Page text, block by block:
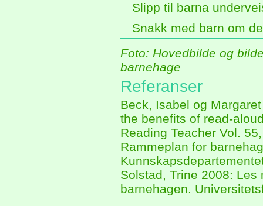
Slipp til barna
Snakk med barn om
Foto: Hovedbilde og
barnehage
Referanser
Beck, Isabel og
the benefits of read-
Reading Teacher Vol.
Rammeplan for
Solstad, Trine 2008:
barnehagen.